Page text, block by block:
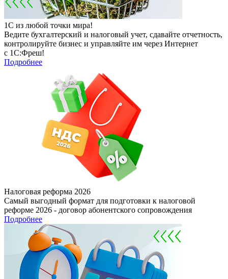
1С из любой точки мира!
Ведите бухгалтерский и налоговый учет, сдавайте отчетность,
контролируйте бизнес и управляйте им через Интернет
с 1С:Фреш!
Подробнее
Налоговая реформа 2026
Самый выгодный формат для подготовки к налоговой
реформе 2026 - договор абонентского сопровождения
Подробнее